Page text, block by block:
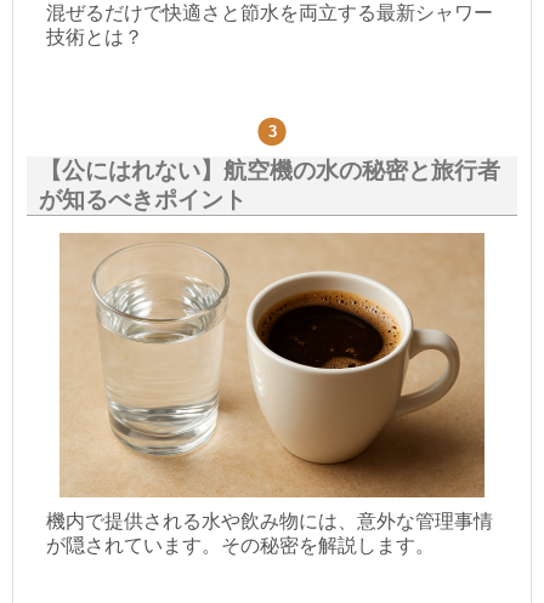
混ぜるだけで快適さと節水を両立する最新シャワー
技術とは？
【公にはれない】航空機の水の秘密と旅行者
が知るべきポイント
機内で提供される水や飲み物には、意外な管理事情
が隠されています。その秘密を解説します。